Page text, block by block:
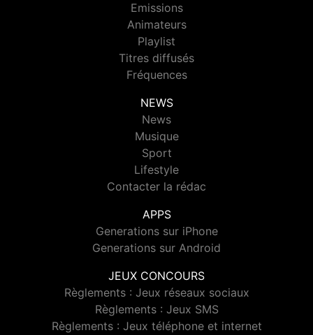
Emissions
Animateurs
Playlist
Titres diffusés
Fréquences
NEWS
News
Musique
Sport
Lifestyle
Contacter la rédac
APPS
Generations sur iPhone
Generations sur Android
JEUX CONCOURS
Règlements : Jeux réseaux sociaux
Règlements : Jeux SMS
Règlements : Jeux téléphone et internet